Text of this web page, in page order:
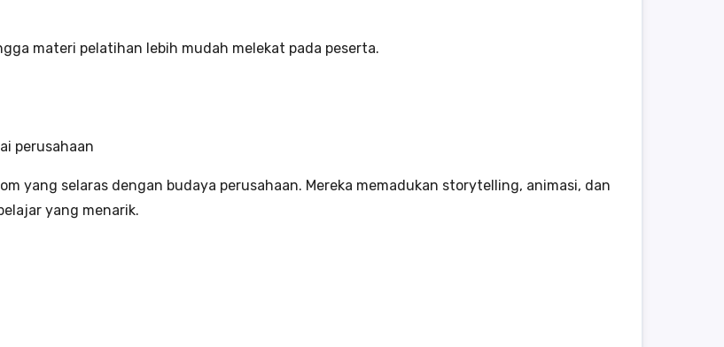
materi pelatihan lebih mudah melekat pada peserta.
perusahaan
yang selaras dengan budaya perusahaan. Mereka memadukan storytelling, animasi, dan
yang menarik.